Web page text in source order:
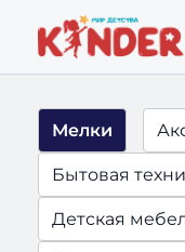
Мелки
Бытовая
Детская